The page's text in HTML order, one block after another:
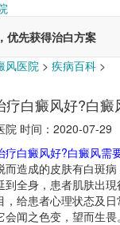
优先获得治白方案
风医院 > 疾病百科 >
疗白癜风好?白
院 时间：2020-07-29
疗白癜风好?白癜风需
而造成的皮肤有白斑
到全身，患者肌肤出
，给患者心理状态及
闻之色变，望而生畏。